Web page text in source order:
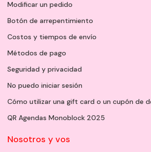
Modificar un pedido
Botón de arrepentimiento
Costos y tiempos de envío
Métodos de pago
Seguridad y privacidad
No puedo iniciar sesión
Cómo utilizar una gift card o un cupón de
QR Agendas Monoblock 2025
Nosotros y vos